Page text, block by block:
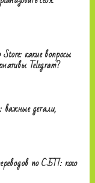
Store: какие вопросы
Telegram?
важные детали,
по СБП: кого